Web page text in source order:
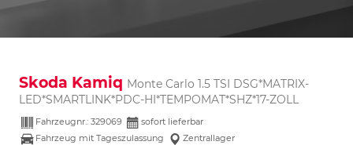
Skoda Kamiq Monte Carlo 1.5 TSI DSG*MATRIX-
LED*SMARTLINK*PDC-HI*TEMPOMAT*SHZ*17-ZOLL
Fahrzeugnr.: 329069
sofort lieferbar
Fahrzeug mit Tageszulassung
Zentrallager